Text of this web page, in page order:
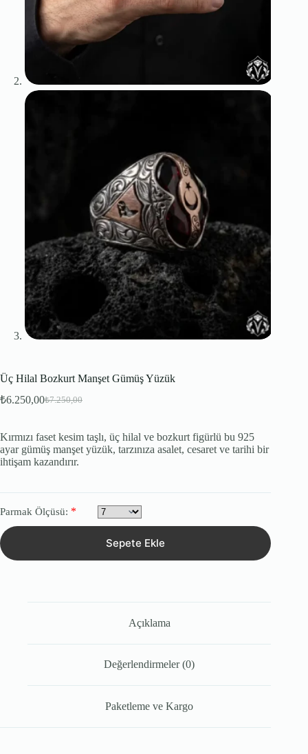
Üç Hilal Bozkurt Manşet Gümüş Yüzük
₺7.250,00
Orijinal
₺7.250,00.
₺6.250,00Şu
₺6.250,00.
Kırmızı faset kesim taşlı, üç hilal ve bozkurt figürlü bu 925
ayar gümüş manşet yüzük, tarzınıza asalet, cesaret ve tarihi bir
ihtişam kazandırır.
Parmak Ölçüsü: *
Sepete Ekle
Açıklama
Değerlendirmeler (0)
Paketleme ve Kargo